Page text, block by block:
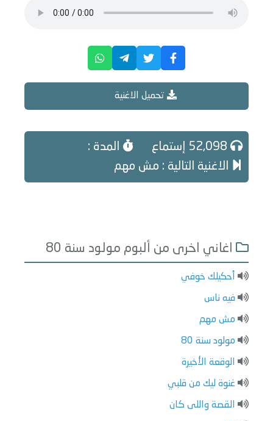
تحميل الاغنية
المدة :
الاغنية التالية : مش مهم
اغاني اخرى من ألبوم مولود سنة 80
أحكيلك خوفي
فيه ناس
مش مهم
مولود سنة 80
الوقعة الأخيرة
غنوة ليك من قلبي
القصة واللى كان